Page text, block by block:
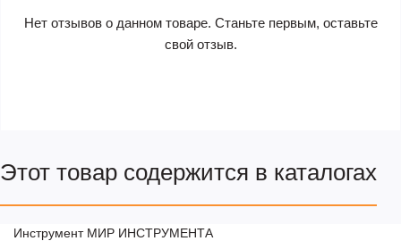
Нет отзывов о данном товаре. Станьте первым, оставьте
свой отзыв.
Этот товар содержится в каталогах
Инструмент МИР ИНСТРУМЕНТА